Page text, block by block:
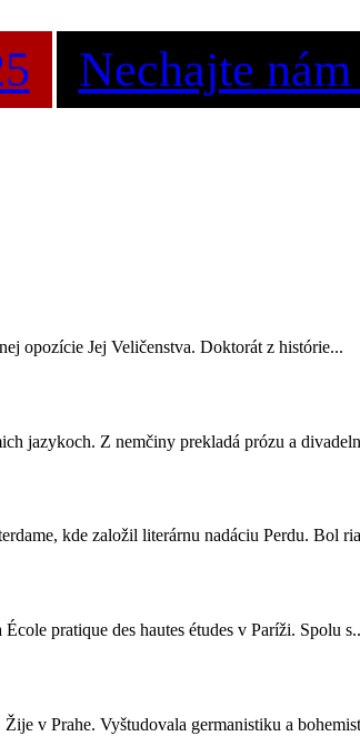
Nechajte
opozície Jej Veličenstva. Doktorát z histórie...
jazykoch. Z nemčiny prekladá prózu a
kde založil literárnu nadáciu Perdu. Bol
pratique des hautes études v Paríži. Spolu
v Prahe. Vyštudovala germanistiku a